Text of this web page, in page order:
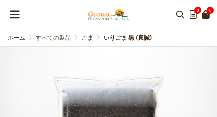
0 0
ホーム すべての製品 ごま いりごま 黒 (真誠)